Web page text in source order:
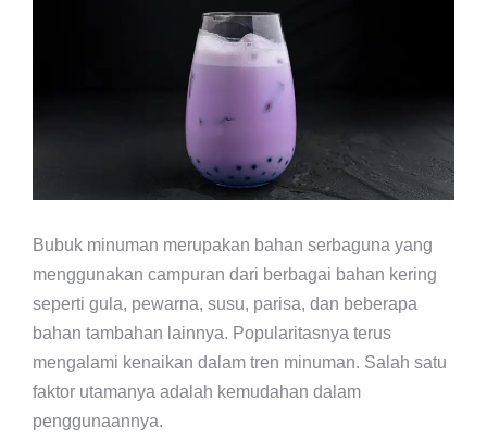
Bubuk minuman merupakan bahan serbaguna yang
menggunakan campuran dari berbagai bahan kering
seperti gula, pewarna, susu, parisa, dan beberapa
bahan tambahan lainnya. Popularitasnya terus
mengalami kenaikan dalam tren minuman. Salah satu
faktor utamanya adalah kemudahan dalam
penggunaannya.